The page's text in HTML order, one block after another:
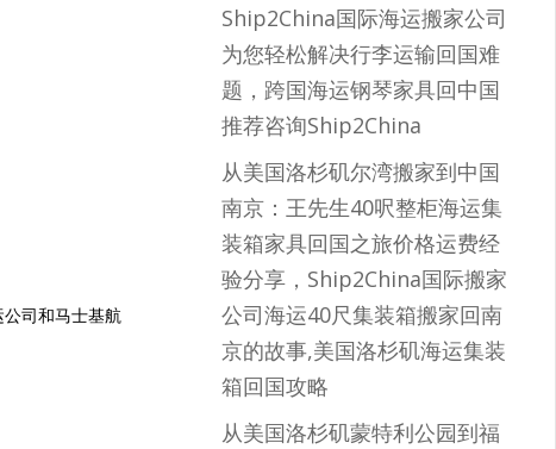
司和马士基航
Ship2China国际海运搬家公司
为您轻松解决行李运输回国难
题，跨国海运钢琴家具回中国
推荐咨询Ship2China
从美国洛杉矶尔湾搬家到中国
南京：王先生40呎整柜海运集
装箱家具回国之旅价格运费经
验分享，Ship2China国际搬家
公司海运40尺集装箱搬家回南
京的故事,美国洛杉矶海运集装
箱回国攻略
从美国洛杉矶蒙特利公园到福